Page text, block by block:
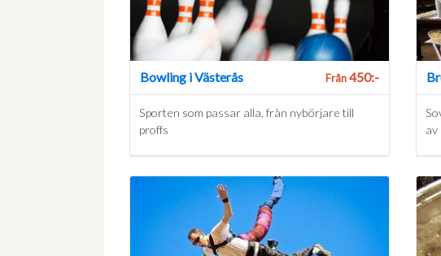
Bowling i Västerås Från450:-
Sporten som passar alla, från nybörjare till
proffs
av